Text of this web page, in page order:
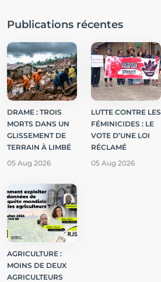
Publications récentes
DRAME : TROIS
MORTS DANS UN
GLISSEMENT DE
TERRAIN À LIMBÉ
05 Aug 2026
LUTTE CONTRE LES
FÉMINICIDES : LE
VOTE D’UNE LOI
RÉCLAMÉ
05 Aug 2026
AGRICULTURE :
MOINS DE DEUX
AGRICULTEURS